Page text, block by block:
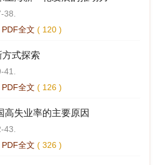
38.
PDF全文 ( 120 )
式探索
PDF全文 ( 126 )
高失业率的主要原因
43.
PDF全文 ( 326 )